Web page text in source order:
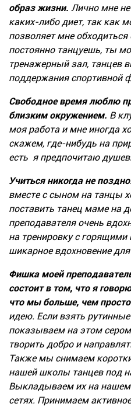
образ жизни. Лично мне
каких-либо диет, так как
позволяет мне
постоянно танцуешь, ты
тренажерный зал, танцев
поддержания спортивной
Свободное время люблю
близким окружением. В
моя работа и мне иногда
скажем, где-нибудь на
есть я предпочитаю
Учиться никогда не
вместе с сыном на танцы
поставить танец маме на
преподавателя очень
на тренировку с горящими
шикарное вдохновение
Фишка моей
состоит в том, что я
что мы больше, чем
идею. Если взять
показываем на этом
творить добро и
Также мы снимаем
нашей школы танцев под
Выкладываем их на нашем
сетях. Принимаем